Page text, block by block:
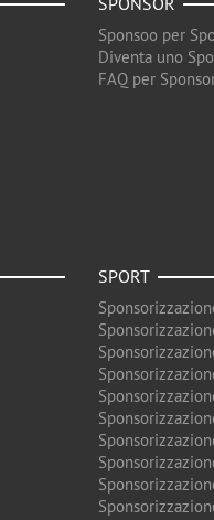
Sponsoo per
Diventa uno
FAQ per
SPORT